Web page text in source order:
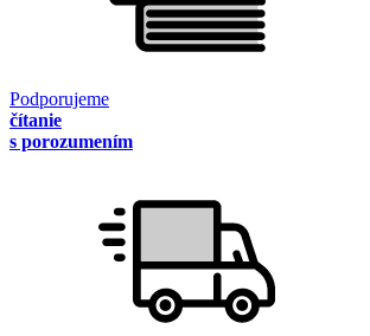
Podporujeme
čítanie
s porozumením